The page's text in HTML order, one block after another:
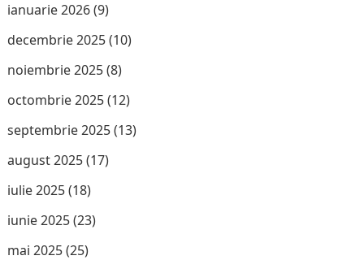
ianuarie 2026(9)
decembrie 2025(10)
noiembrie 2025(8)
octombrie 2025(12)
septembrie 2025(13)
august 2025(17)
iulie 2025(18)
iunie 2025(23)
mai 2025(25)